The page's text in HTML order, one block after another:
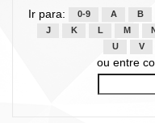
Ir para: 0-9 A B
J
K L M N
U
V
ou entre